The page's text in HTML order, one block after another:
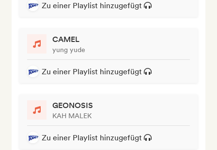
Zu einer Playlist hinzugefügt
CAMEL
yung yude
Zu einer Playlist hinzugefügt
GEONOSIS
KAH MALEK
Zu einer Playlist hinzugefügt